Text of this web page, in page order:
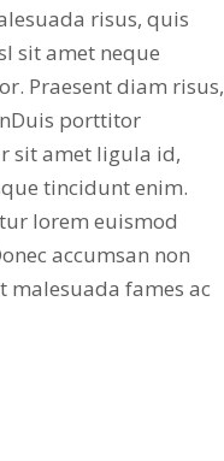
risus, quis
sit amet neque
Praesent diam risus,
porttitor
sit amet ligula id,
tincidunt enim.
lorem euismod
accumsan non
malesuada fames ac